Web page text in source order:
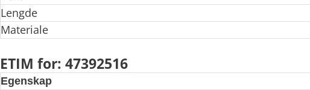
Lengde
Materiale
ETIM for: 47392516
Egenskap